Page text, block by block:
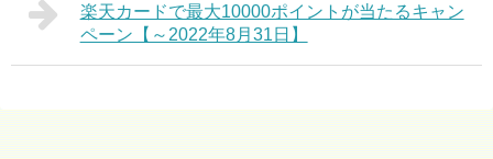
楽天カードで最大10000ポイントが当たるキャン
ペーン【～2022年8月31日】